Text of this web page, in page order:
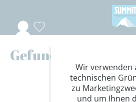
Gefundene Reisen
Wir verwenden
technischen
zu
und um Ihnen